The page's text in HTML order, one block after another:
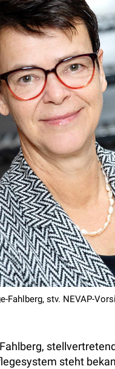
Fahlberg, stv. NEVAP-
steht